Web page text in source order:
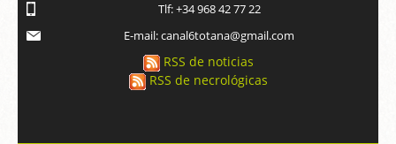
Tlf: +34 968 42 77 22
E-mail: canal6totana@gmail.com
RSS de noticias
RSS de necrológicas